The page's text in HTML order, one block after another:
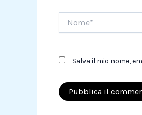
Salva il mio nome,